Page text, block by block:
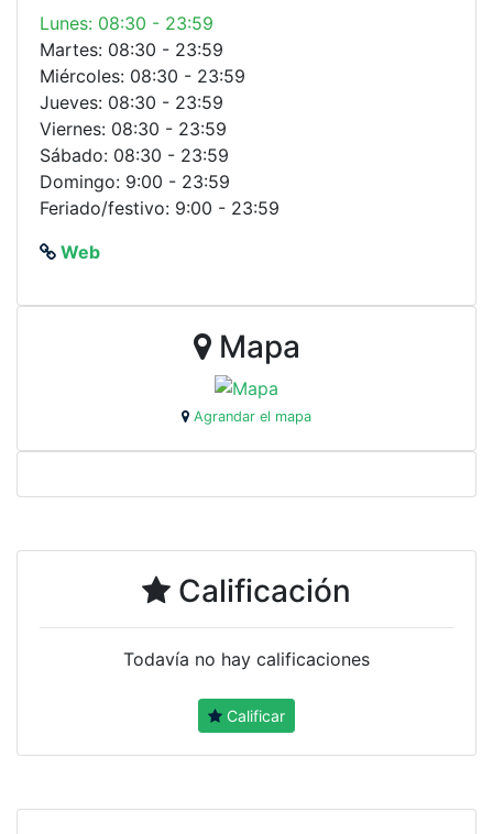
Lunes: 08:30 - 23:59
Martes: 08:30 - 23:59
Miércoles: 08:30 - 23:59
Jueves: 08:30 - 23:59
Viernes: 08:30 - 23:59
Sábado: 08:30 - 23:59
Domingo: 9:00 - 23:59
Feriado/festivo: 9:00 - 23:59
Web
Mapa
Agrandar el mapa
Calificación
Todavía no hay calificaciones
Calificar